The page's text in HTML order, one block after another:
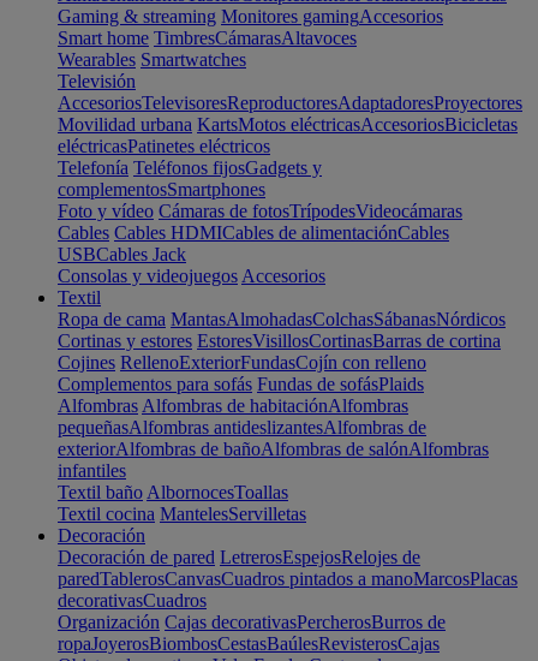
Gaming & streaming Monitores gamingAccesorios
Smart home TimbresCámarasAltavoces
Wearables Smartwatches
Televisión
AccesoriosTelevisoresReproductoresAdaptadoresProyectores
Movilidad urbana KartsMotos eléctricasAccesoriosBicicletas
eléctricasPatinetes eléctricos
Telefonía Teléfonos fijosGadgets y
complementosSmartphones
Foto y vídeo Cámaras de fotosTrípodesVideocámaras
Cables Cables HDMICables de alimentaciónCables
USBCables Jack
Consolas y videojuegos Accesorios
Textil
Ropa de cama MantasAlmohadasColchasSábanasNórdicos
Cortinas y estores EstoresVisillosCortinasBarras de cortina
Cojines RellenoExteriorFundasCojín con relleno
Complementos para sofás Fundas de sofásPlaids
Alfombras Alfombras de habitaciónAlfombras
pequeñasAlfombras antideslizantesAlfombras de
exteriorAlfombras de bañoAlfombras de salónAlfombras
infantiles
Textil baño AlbornocesToallas
Textil cocina MantelesServilletas
Decoración
Decoración de pared LetrerosEspejosRelojes de
paredTablerosCanvasCuadros pintados a manoMarcosPlacas
decorativasCuadros
Organización Cajas decorativasPercherosBurros de
ropaJoyerosBiombosCestasBaúlesRevisterosCajas